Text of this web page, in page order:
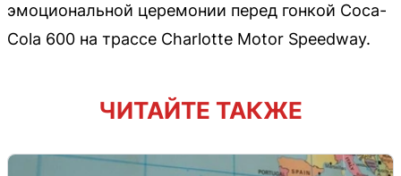
эмоциональной церемонии перед гонкой Coca-
Cola 600 на трассе Charlotte Motor Speedway.
ЧИТАЙТЕ ТАКЖЕ